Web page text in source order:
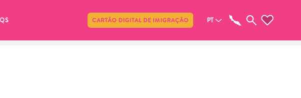
CARTÃO DIGITAL DE IMIGRAÇÃO PT
Compartilhar